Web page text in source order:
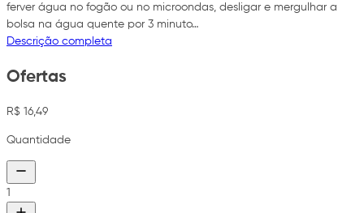
ferver água no fogão ou no microondas, desligar e mergulhar a
bolsa na água quente por 3 minuto…
Descrição completa
Ofertas
R$ 16,49
Quantidade
1